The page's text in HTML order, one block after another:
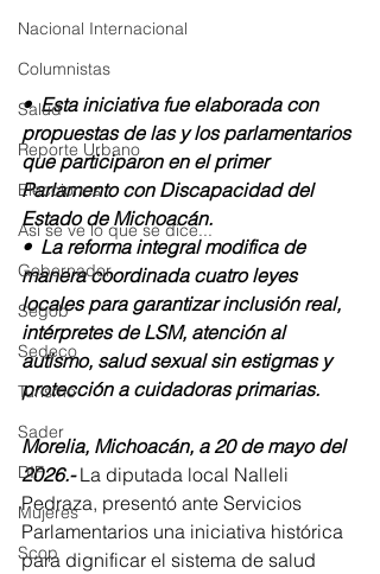
Nacional Internacional
Columnistas
Salud
Reporte Urbano
Elecciones
Así se ve lo que se dice...
Gobernador
Segob
Sedeco
Turismo
Sader
DIF
Mujeres
Scop
•⁠  ⁠Esta iniciativa fue elaborada con
propuestas de las y los parlamentarios
que participaron en el primer
Parlamento con Discapacidad del
Estado de Michoacán.
•⁠  ⁠La reforma integral modifica de
manera coordinada cuatro leyes
locales para garantizar inclusión real,
intérpretes de LSM, atención al
autismo, salud sexual sin estigmas y
protección a cuidadoras primarias.
Morelia, Michoacán, a 20 de mayo del
2026.- La diputada local Nalleli
Pedraza, presentó ante Servicios
Parlamentarios una iniciativa histórica
para dignificar el sistema de salud